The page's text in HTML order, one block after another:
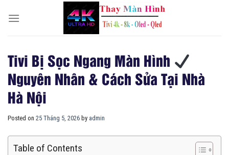
Tivi Bị Sọc Ngang Màn Hình
Nguyên Nhân & Cách Sửa Tại Nhà
Hà Nội
Posted on 25 Tháng 5, 2026 by admin
Table of Contents